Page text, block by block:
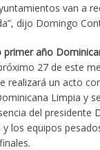
van a
dijo Domingo
primer año
27 de este
realizará un acto
Limpia y
del presidente
los equipos